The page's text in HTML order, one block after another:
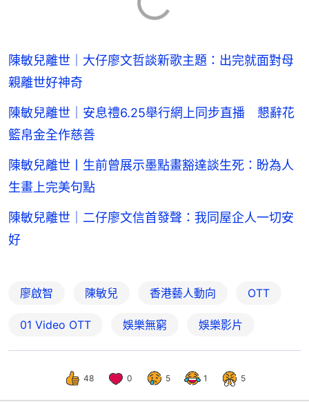
陳敏兒離世｜大仔廖文哲談新歌主題：出完就面對母
親離世好神奇
陳敏兒離世｜安息禮6.25舉行網上同步直播 懇辭花
籃帛金全作慈善
陳敏兒離世丨生前曾展示墨點畫豁達談生死：盼為人
生畫上完美句點
陳敏兒離世｜二仔廖文信首發聲：我同屋企人一切安
好
廖啟智 陳敏兒 香港藝人動向 OTT
01‌ ‌Video‌ ‌OTT 娛樂無窮 娛樂影片
48 0 5 1 5